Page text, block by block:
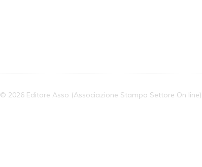
© 2026 Editore Asso (Associazione Stampa Settore On line).